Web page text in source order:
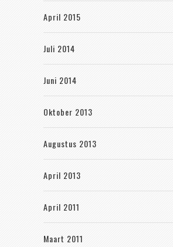
April 2015
Juli 2014
Juni 2014
Oktober 2013
Augustus 2013
April 2013
April 2011
Maart 2011